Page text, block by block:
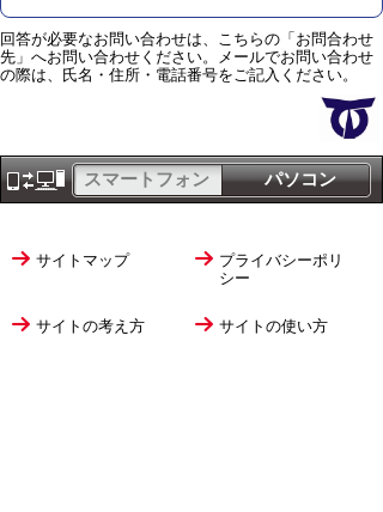
回答が必要なお問い合わせは、こちらの「お問合わせ
先」へお問い合わせください。メールでお問い合わせ
の際は、氏名・住所・電話番号をご記入ください。
パソコン
スマートフォン
サイトマップ
プライバシーポリ
シー
サイトの考え方 サイトの使い方